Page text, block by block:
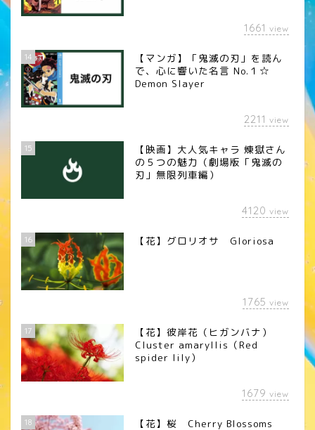
1661 view
14
【マンガ】「鬼滅の刃」を読ん
で、心に響いた名言 No.１☆
Demon Slayer
2211 view
15
【映画】大人気キャラ 煉󠄁獄さん
の５つの魅力（劇場版「鬼滅の
刃」無限列車編）
4120 view
16 【花】グロリオサ Gloriosa
1765 view
17
【花】彼岸花（ヒガンバナ）
Cluster amaryllis（Red
spider lily）
1679 view
18 【花】桜 Cherry Blossoms